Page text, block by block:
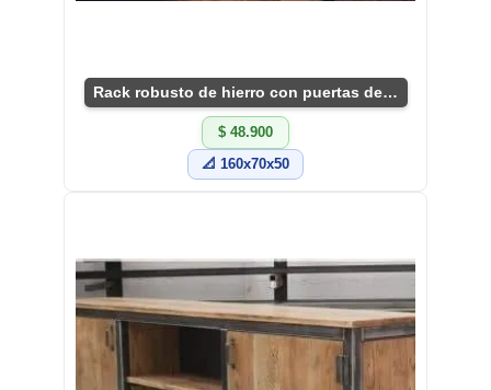
Rack robusto de hierro con puertas de rejilla
$ 48.900
📐 160x70x50